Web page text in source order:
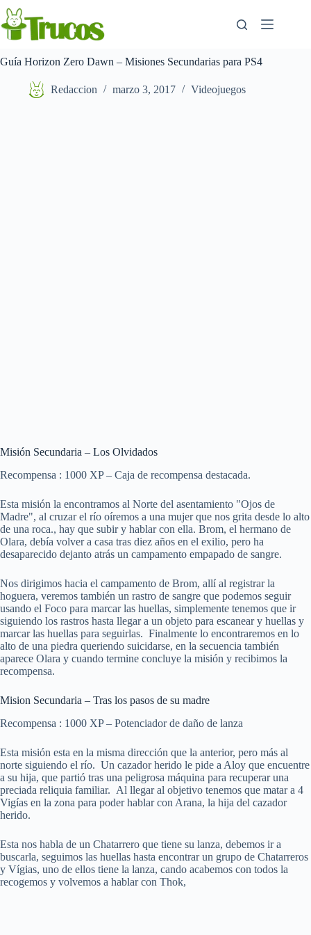
Saltar
al
contenido
Guía Horizon Zero Dawn – Misiones Secundarias para PS4
Redaccion marzo 3, 2017 Videojuegos
Misión Secundaria – Los Olvidados
Recompensa : 1000 XP – Caja de recompensa destacada.
Esta misión la encontramos al Norte del asentamiento "Ojos de
Madre", al cruzar el río oíremos a una mujer que nos grita desde lo alto
de una roca., hay que subir y hablar con ella. Brom, el hermano de
Olara, debía volver a casa tras diez años en el exilio, pero ha
desaparecido dejanto atrás un campamento empapado de sangre.
Nos dirigimos hacia el campamento de Brom, allí al registrar la
hoguera, veremos también un rastro de sangre que podemos seguir
usando el Foco para marcar las huellas, simplemente tenemos que ir
siguiendo los rastros hasta llegar a un objeto para escanear y huellas y
marcar las huellas para seguirlas. Finalmente lo encontraremos en lo
alto de una piedra queriendo suicidarse, en la secuencia también
aparece Olara y cuando termine concluye la misión y recibimos la
recompensa.
Mision Secundaria – Tras los pasos de su madre
Recompensa : 1000 XP – Potenciador de daño de lanza
Esta misión esta en la misma dirección que la anterior, pero más al
norte siguiendo el río. Un cazador herido le pide a Aloy que encuentre
a su hija, que partió tras una peligrosa máquina para recuperar una
preciada reliquia familiar. Al llegar al objetivo tenemos que matar a 4
Vigías en la zona para poder hablar con Arana, la hija del cazador
herido.
Esta nos habla de un Chatarrero que tiene su lanza, debemos ir a
buscarla, seguimos las huellas hasta encontrar un grupo de Chatarreros
y Vígias, uno de ellos tiene la lanza, cando acabemos con todos la
recogemos y volvemos a hablar con Thok,